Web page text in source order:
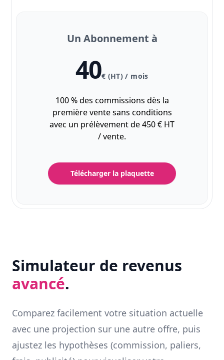
Un Abonnement à
40€ (HT) / mois
100 % des commissions dès la
première vente sans conditions
avec un prélèvement de 450 € HT
/ vente.
Télécharger la plaquette
Simulateur de revenus
avancé.
Comparez facilement votre situation actuelle
avec une projection sur une autre offre, puis
ajustez les hypothèses (commission, paliers,